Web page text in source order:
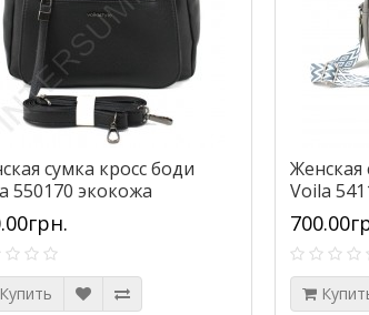
сумка кросс боди
550170 экокожа
Купить
Женская
Voila